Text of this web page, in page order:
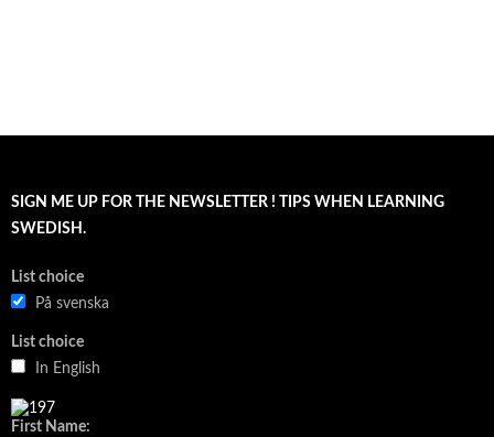
SIGN ME UP FOR THE NEWSLETTER ! TIPS WHEN LEARNING
SWEDISH.
List choice
På svenska
List choice
In English
First Name: